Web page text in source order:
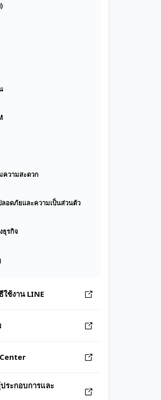
ความสะดวก
อดภัยและความเป็นส่วนตัว
ธุรกิจ
ช้งาน LINE
ระกอบการและ